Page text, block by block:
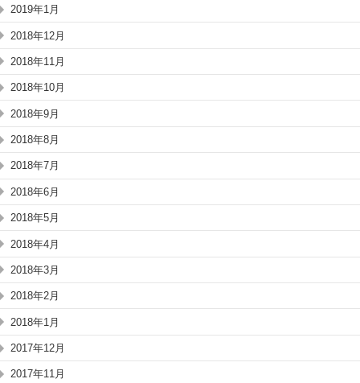
2019年1月
2018年12月
2018年11月
2018年10月
2018年9月
2018年8月
2018年7月
2018年6月
2018年5月
2018年4月
2018年3月
2018年2月
2018年1月
2017年12月
2017年11月